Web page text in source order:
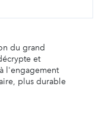
du grand
et
l'engagement
plus durable